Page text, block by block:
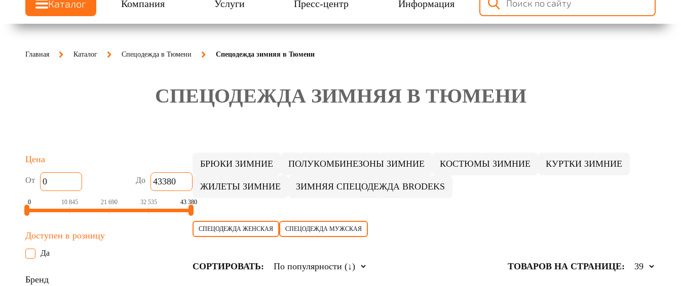
Каталог Компания Услуги Пресс-центр Информация
Главная Каталог Спецодежда в Тюмени Спецодежда зимняя в Тюмени
СПЕЦОДЕЖДА ЗИМНЯЯ В ТЮМЕНИ
Цена
От До
0 10 845 21 690 32 535 43 380
Доступен в розницу
Да
Бренд
БРЮКИ ЗИМНИЕ ПОЛУКОМБИНЕЗОНЫ ЗИМНИЕ КОСТЮМЫ ЗИМНИЕ КУРТКИ ЗИМНИЕ
ЖИЛЕТЫ ЗИМНИЕ ЗИМНЯЯ СПЕЦОДЕЖДА BRODEKS
СПЕЦОДЕЖДА ЖЕНСКАЯ СПЕЦОДЕЖДА МУЖСКАЯ
СОРТИРОВАТЬ: ТОВАРОВ НА СТРАНИЦЕ: